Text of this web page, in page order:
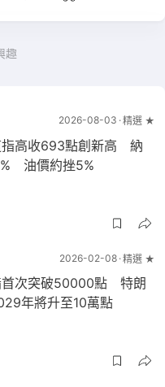
趣
2026-08-03 精選 ★
指高收693點創新高 納
油價約挫5%
2026-02-08 精選 ★
首次突破50000點 特朗
年將升至10萬點